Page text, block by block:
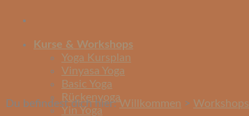
Kurse & Workshops
Yoga Kursplan
Vinyasa Yoga
Basic Yoga
Rückenyoga
Yin Yoga
Du befindest dich hier:Willkommen > Workshops